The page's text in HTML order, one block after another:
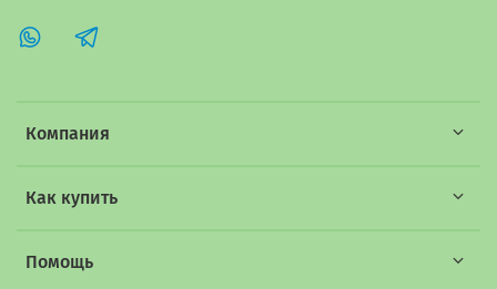
Компания
Как купить
Помощь